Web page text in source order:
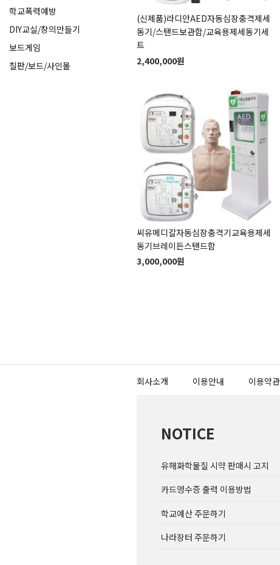
학교폭력예방
DIY교실/창의만들기
보드게임
칠판/보드/사인몰
(신제품)라디안AED자동심장충격제세
동기/스탠드보관함/교육용제세동기세
트
2,400,000원
씨유메디칼자동심장충격기교육용제세
동기브레이든스탠드함
3,000,000원
회사소개 이용안내 이용약관
NOTICE
유해화학물질 시약 판매시 고지
카드영수증 출력 이용방법
학교예산 주문하기
나라장터 주문하기